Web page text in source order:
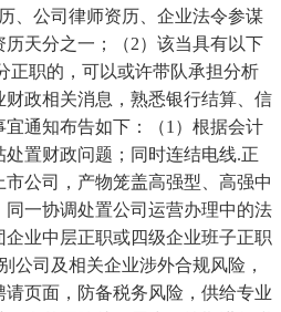
、公司律师资历、企业法令参谋
天分之一；（2）该当具有以下
职的，可以或许带队承担分析
政相关消息，熟悉银行结算、信
通知布告如下：（1）根据会计
置财政问题；同时连结电线.正
公司，产物笼盖高强型、高强中
一协调处置公司运营办理中的法
业中层正职或四级企业班子正职
公司及相关企业涉外合规风险，
页面，防备税务风险，供给专业